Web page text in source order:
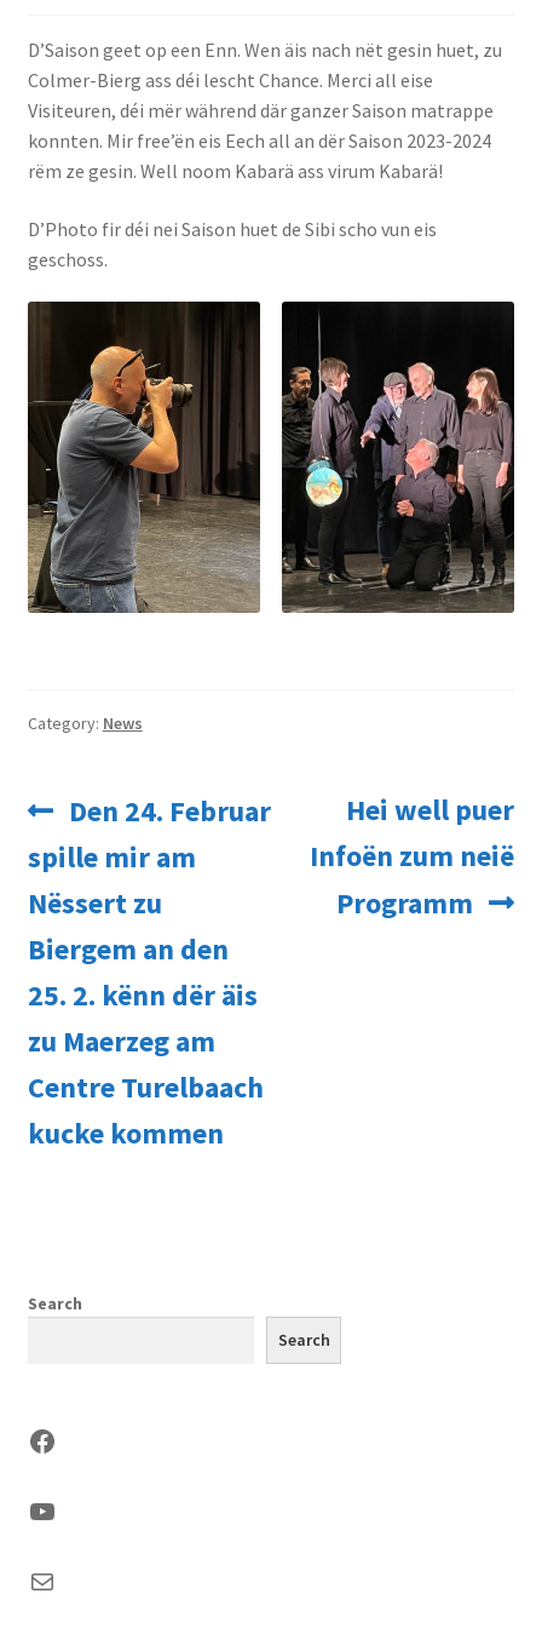
De Kontakt
D’Saison geet op een Enn. Wen äis nach nët gesin huet, zu
Colmer-Bierg ass déi lescht Chance. Merci all eise
Visiteuren, déi mër während där ganzer Saison matrappe
konnten. Mir free’ën eis Eech all an dër Saison 2023-2024
rëm ze gesin. Well noom Kabarä ass virum Kabarä!
D’Photo fir déi nei Saison huet de Sibi scho vun eis
geschoss.
Category: News
Post
navigation
Previous
post:
Den 24. Februar
spille mir am
Nëssert zu
Biergem an den
25. 2. kënn dër äis
zu Maerzeg am
Centre Turelbaach
kucke kommen
Next
post:
Hei well puer
Infoën zum neië
Programm
Search
Search
Facebook
YouTube
Mail